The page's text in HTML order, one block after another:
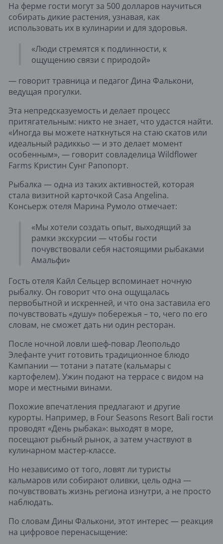
На ферме гости могут за 500 долларов научиться
собирать дикие растения, узнавая, как
использовать их в кулинарии и для здоровья.
«Люди стремятся к подлинности, к
ощущению связи с природой»
— говорит травница и педагог Дина Фалькони,
ведущая прогулки.
Эта непредсказуемость и делает процесс
притягательным: никто не знает, что удастся найти.
«Иногда вы можете наткнуться на стаю скатов или
идеальный радиккьо — и это делает момент
особенным», — говорит совладелица Wildflower
Farms Кристин Сунг Рапопорт.
Рыбалка — одна из таких активностей, которая
стала визитной карточкой Casa Angelina.
Консьерж отеля Марина Румоло отмечает:
«Мы хотели создать опыт, выходящий за
рамки экскурсии — чтобы гости
почувствовали себя настоящими рыбаками
Амальфи»
Гость отеля Кайл Сельцер вспоминает ночную
рыбалку. Он говорит что она ощущалась
первобытной и искренней, и что она заставила его
почувствовать «душу» побережья – то, чего по его
словам, не сможет дать ни один ресторан.
После ночной ловли шеф-повар Леопольдо
Элефанте учит готовить традиционное блюдо
Кампании — тотани э патате (кальмары с
картофелем). Ужин подают на террасе с видом на
море и местными винами.
Похожие впечатления предлагают и другие
курорты. Например, в Four Seasons Resort Bali гости
проводят «День рыбака»: выходят в море,
посещают рыбный рынок, а затем участвуют в
кулинарном мастер-классе.
Но независимо от того, ловят ли туристы
кальмаров или собирают оливки, цель одна —
почувствовать жизнь региона изнутри, а не просто
наблюдать.
По словам Дины Фалькони, этот интерес — реакция
на цифровое перенасыщение: